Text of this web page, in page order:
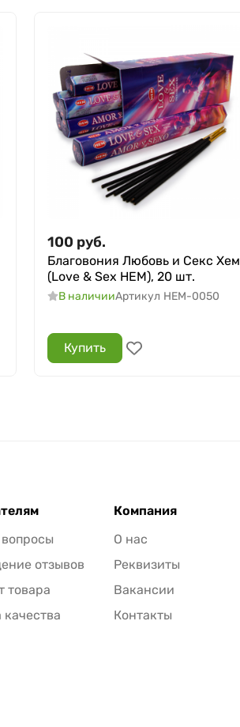
100 руб.
Благовония Любовь и Секс Хем
(Love & Sex HEM), 20 шт.
В наличииАртикул HEM-0050
Купить
отзывов
товара
Компания
О нас
Реквизиты
Вакансии
Контакты